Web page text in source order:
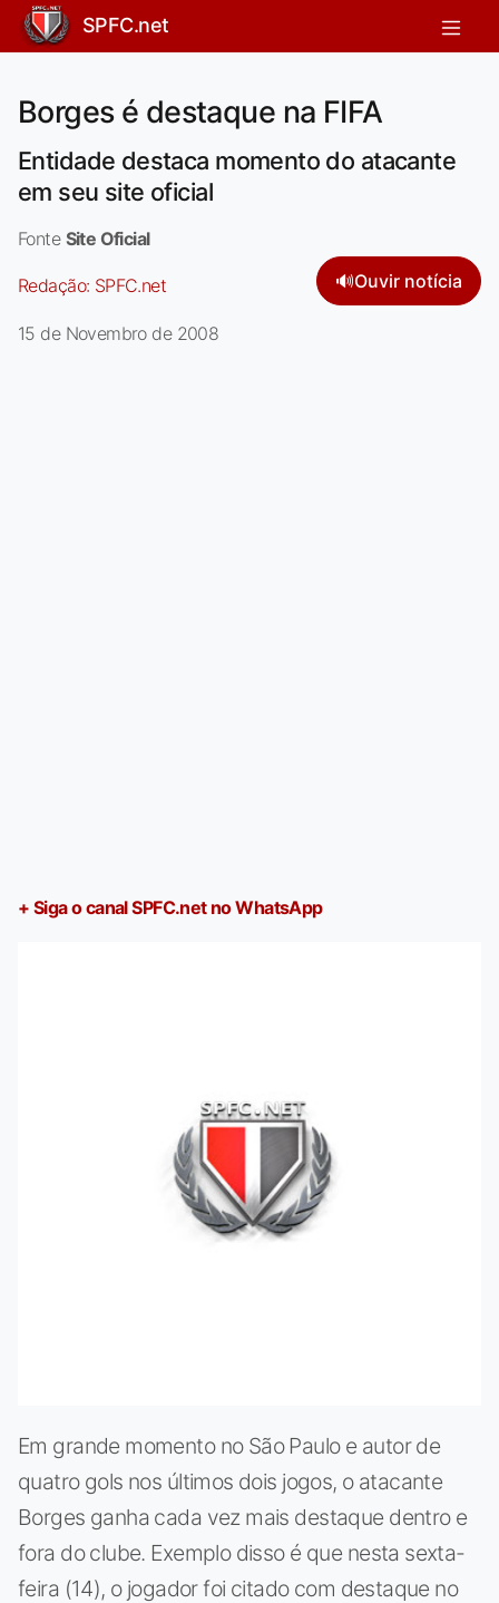
SPFC.net
Borges é destaque na FIFA
Entidade destaca momento do atacante
em seu site oficial
Fonte Site Oficial
Redação: SPFC.net 🔊Ouvir notícia
15 de Novembro de 2008
+ Siga o canal SPFC.net no WhatsApp
Em grande momento no São Paulo e autor de
quatro gols nos últimos dois jogos, o atacante
Borges ganha cada vez mais destaque dentro e
fora do clube. Exemplo disso é que nesta sexta-
feira (14), o jogador foi citado com destaque no